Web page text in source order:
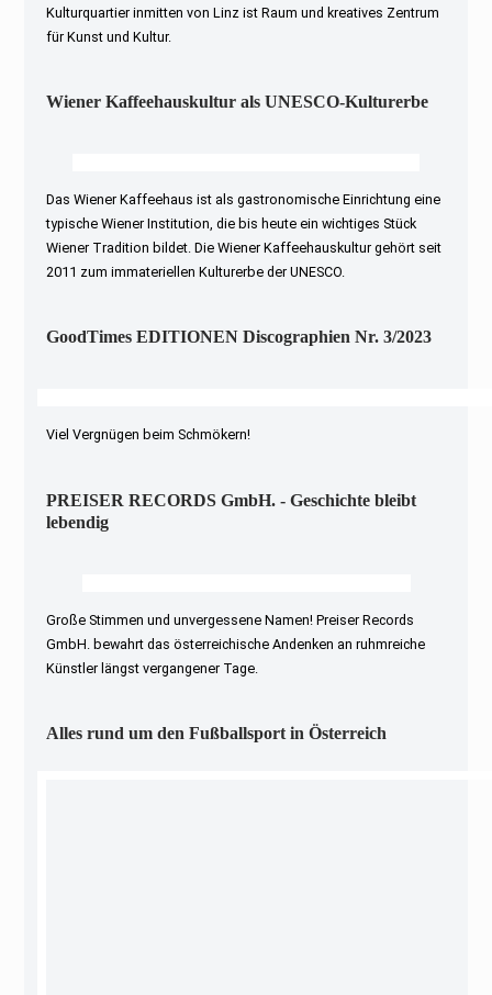
Kulturquartier inmitten von Linz ist Raum und kreatives Zentrum
für Kunst und Kultur.
Wiener Kaffeehauskultur als UNESCO-Kulturerbe
Das Wiener Kaffeehaus ist als gastronomische Einrichtung eine
typische Wiener Institution, die bis heute ein wichtiges Stück
Wiener Tradition bildet. Die Wiener Kaffeehauskultur gehört seit
2011 zum immateriellen Kulturerbe der UNESCO.
GoodTimes EDITIONEN Discographien Nr. 3/2023
Viel Vergnügen beim Schmökern!
PREISER RECORDS GmbH. - Geschichte bleibt
lebendig
Große Stimmen und unvergessene Namen! Preiser Records
GmbH. bewahrt das österreichische Andenken an ruhmreiche
Künstler längst vergangener Tage.
Alles rund um den Fußballsport in Österreich